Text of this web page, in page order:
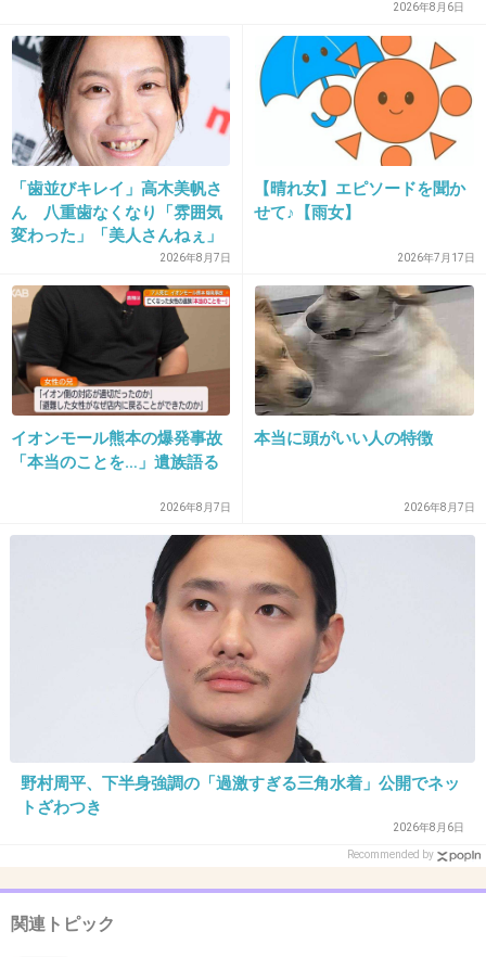
今もあるのか分からないけれど、mixiのコミュ
ニティで、アンチマタニティマーク！みたいな
のがあることを知ってビックリした。
私としては、もし何かあったときに適切な処置
ができるように、お腹の目立たない初期の方こ
そ身につけておくべきだと思う。
29. 匿名2013/05/27(月) 23:07:47
私の時は無かったし立派な体型だったので
問題ないですが
席を譲る以外にも妊婦さんだと分かるのはこち
らも有難いかも
最近の妊婦さんはわからないぐらい細いし
安定期に入るまでは少しのことも影響でやすい
し 個人の選択だけど良いと思ってます
+325
30. 匿名
自腹で席を譲られそうになった私としては複雑
2026年8月6日
「歯並びキレイ」高木美帆さ
ん 八重歯なくなり「雰囲気
変わった」「美人さんねぇ」
「歯列矯正してるんや」2026年8月7日
【晴れ女】エピソードを聞か
せて♪【雨女】
2026年7月17日
イオンモール熊本の爆発事故
「本当のことを…」遺族語る
2026年8月7日
本当に頭がいい人の特徴
2026年8月7日
野村周平、下半身強調の「過激すぎる三角水着」公開でネッ
トざわつき
2026年8月6日
Recommended by
関連トピック